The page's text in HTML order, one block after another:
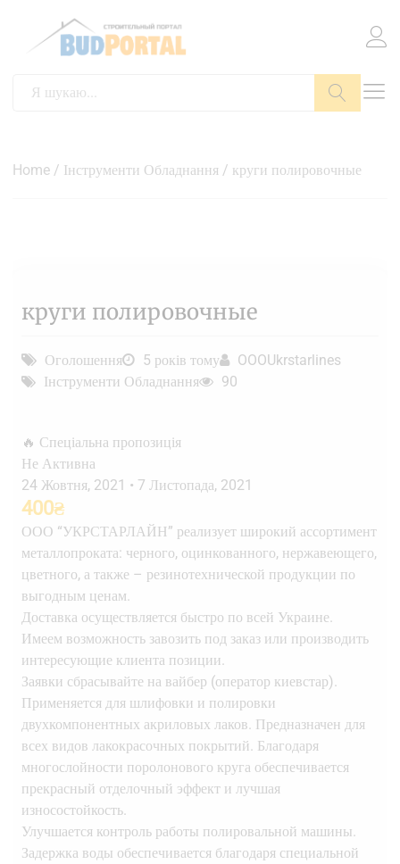
Home / Інструменти Обладнання / круги полировочные
круги полировочные
Оголошення 5 років тому
OOOUkrstarlines
Інструменти Обладнання
90
🔥 Спеціальна пропозиція
Не Активна
24 Жовтня, 2021 • 7 Листопада, 2021
400₴
ООО “УКРСТАРЛАЙН” реализует широкий ассортимент
металлопроката: черного, оцинкованного, нержавеющего,
цветного, а также – резинотехнической продукции по
выгодным ценам.
Доставка осуществляется быстро по всей Украине.
Имеем возможность завозить под заказ или производить
интересующие клиента позиции.
Заявки сбрасывайте на вайбер (оператор киевстар).
Применяется для шлифовки и полировки
двухкомпонентных акриловых лаков. Предназначен для
всех видов лакокрасочных покрытий. Благодаря
многослойности поролонового круга обеспечивается
прекрасный отделочный эффект и лучшая
износостойкость.
Улучшается контроль работы полировальной машины.
Задержка воды обеспечивается благодаря специальной